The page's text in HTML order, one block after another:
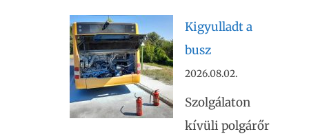
Kigyulladt a
busz
2026.08.02.
Szolgálaton
kívüli polgárőr